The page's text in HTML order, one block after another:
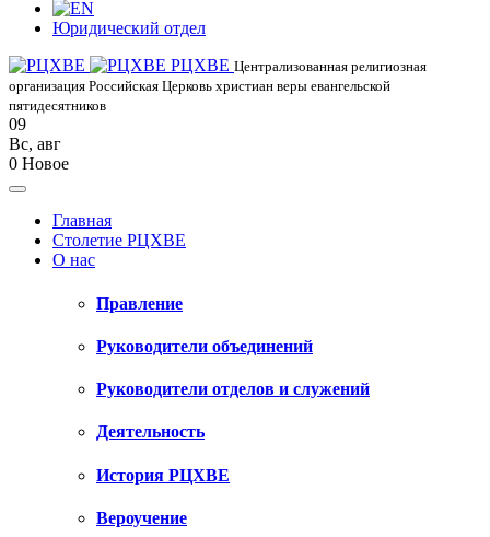
Юридический отдел
РЦХВЕ Централизованная религиозная
организация Российская Церковь христиан веры евангельской
пятидесятников
09
Вс, авг
0 Новое
Главная
Столетие РЦХВЕ
О нас
Правление
Руководители объединений
Руководители отделов и служений
Деятельность
История РЦХВЕ
Вероучение